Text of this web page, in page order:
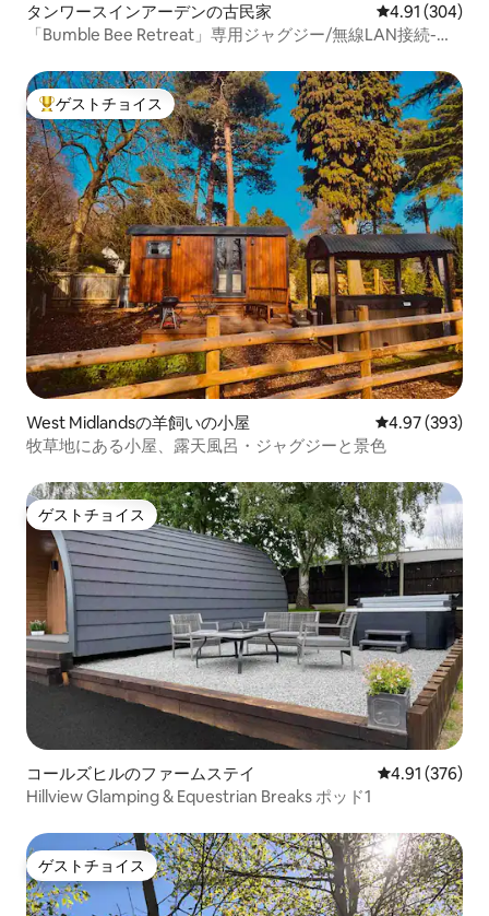
タンワースインアーデンの古民家 レビュー304
4.91 (304)
「Bumble Bee Retreat」専用ジャグジー/無線LAN接続-
大好評のゲストチョイスです。
ゲストチョイス
West Midlandsの羊飼いの小屋 レビュー393
4.97 (393)
牧草地にある小屋、露天風呂・ジャグジーと景色
ゲストチョイス
ゲストチョイス
コールズヒルのファームステイ レビュー376
4.91 (376)
Hillview Glamping & Equestrian Breaks ポッド1
ゲストチョイス
ゲストチョイス